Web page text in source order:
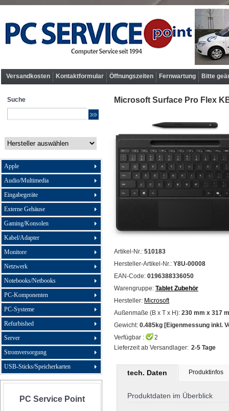
Versandkosten Kontaktformular Öffnungszeiten Fernwartung Bitte
Suche
Apple
Audio/Multimedia
Eingabegeräte
Externe Gehäuse
Gaming/Konsolen
Kabel/Adapter
Monitore
Netzwerk
Notebooks/Netbooks
PC-Komponenten
PC-Systeme
Refurbished
Server
Stromversorgung
USB-Sticks/Speicherkarten
PC Service Point
Microsoft Surface Pro Flex
Artikel-Nr.: 510183
Hersteller-Artikel-Nr.: Y8U-00008
EAN-Code: 0196388336050
Warengruppe: Tablet Zubehör
Hersteller: Microsoft
Außenmaße (B x T x H): 230 mm x 317
Gewicht: 0.485kg [Eigenmessung inkl.
Verfügbar :
2
Lieferzeit ab Versandlager: 2-5 Tage
tech. Daten Produktinfos
Produktdaten im Überblick